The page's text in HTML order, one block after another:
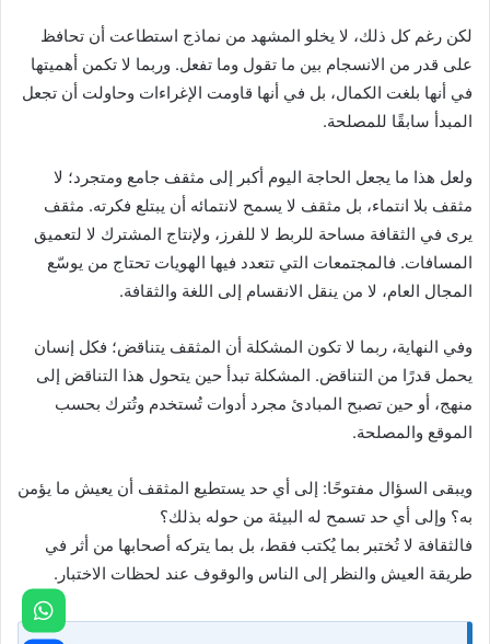
لكن رغم كل ذلك، لا يخلو المشهد من نماذج استطاعت أن تحافظ
على قدر من الانسجام بين ما تقول وما تفعل. وربما لا تكمن أهميتها
في أنها بلغت الكمال، بل في أنها قاومت الإغراءات وحاولت أن تجعل
المبدأ سابقًا للمصلحة.
ولعل هذا ما يجعل الحاجة اليوم أكبر إلى مثقف جامع ومتجرد؛ لا
مثقف بلا انتماء، بل مثقف لا يسمح لانتمائه أن يبتلع فكرته. مثقف
يرى في الثقافة مساحة للربط لا للفرز، ولإنتاج المشترك لا لتعميق
المسافات. فالمجتمعات التي تتعدد فيها الهويات تحتاج من يوسّع
المجال العام، لا من ينقل الانقسام إلى اللغة والثقافة.
وفي النهاية، ربما لا تكون المشكلة أن المثقف يتناقض؛ فكل إنسان
يحمل قدرًا من التناقض. المشكلة تبدأ حين يتحول هذا التناقض إلى
منهج، أو حين تصبح المبادئ مجرد أدوات تُستخدم وتُترك بحسب
الموقع والمصلحة.
ويبقى السؤال مفتوحًا: إلى أي حد يستطيع المثقف أن يعيش ما يؤمن
به؟ وإلى أي حد تسمح له البيئة من حوله بذلك؟
فالثقافة لا تُختبر بما يُكتب فقط، بل بما يتركه أصحابها من أثر في
طريقة العيش والنظر إلى الناس والوقوف عند لحظات الاختبار.